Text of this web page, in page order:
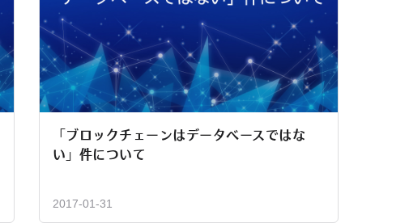
「ブロックチェーンはデータベースではな
い」件について
2017-01-31